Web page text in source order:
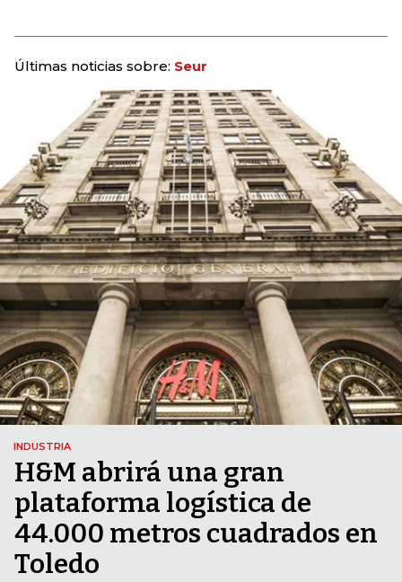
Últimas noticias sobre: Seur
INDUSTRIA
H&M abrirá una gran
plataforma logística de
44.000 metros cuadrados en
Toledo